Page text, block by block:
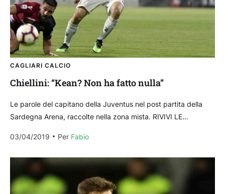
CAGLIARI CALCIO
Chiellini: “Kean? Non ha fatto nulla”
Le parole del capitano della Juventus nel post partita della
Sardegna Arena, raccolte nella zona mista. RIVIVI LE
LE...
03/04/2019 Per Fabio